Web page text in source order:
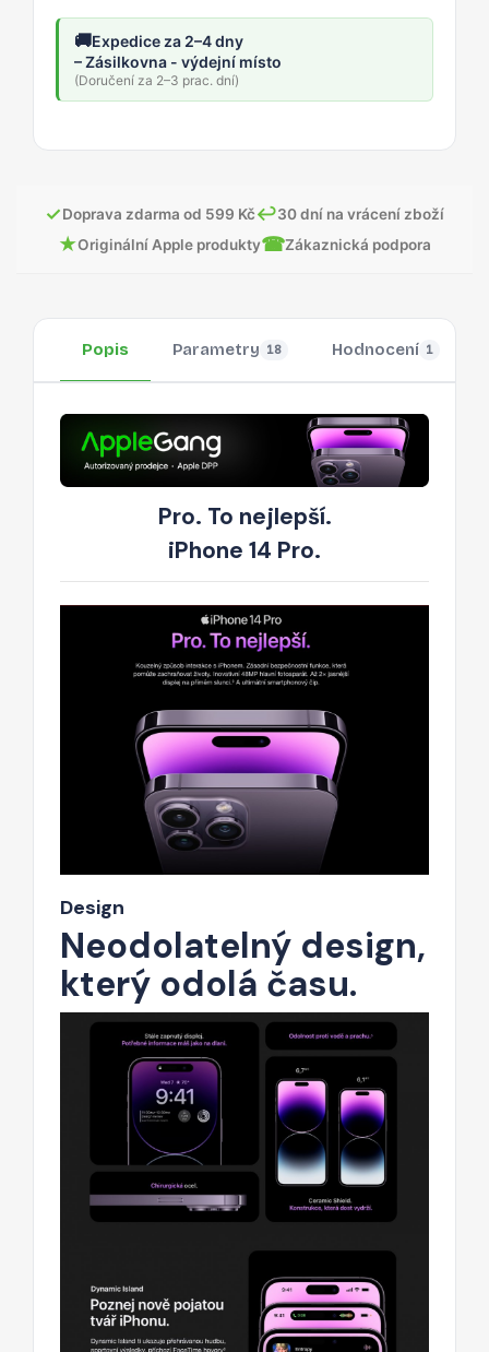
🚚Expedice za 2–4 dny
– Zásilkovna - výdejní místo
(Doručení za 2–3 prac. dní)
✓Doprava zdarma od 599 Kč↩30 dní na vrácení zboží
★Originální Apple produkty☎Zákaznická podpora
Popis Parametry 18 Hodnocení 1
Pro. To nejlepší.
iPhone 14 Pro.
Design
Neodolatelný design,
který odolá času.